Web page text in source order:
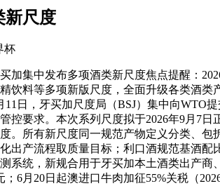
新尺度
杯
集中发布多项酒类新尺度焦点提醒：
饮料等多项新版尺度，全面升级各类酒类
11日，牙买加尺度局（BSJ）集中向
控要求。本次系列尺度拟于2026年9月7
。所有新尺度同一规范产物定义分类、
出产流程取质量目标；利口酒规范基酒
系统，新规合用于牙买加本土酒类出产
6月20日起澳进口牛肉加征55%关税（